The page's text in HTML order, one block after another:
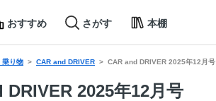
おすすめ さがす 本棚
乗り物 CAR and DRIVER CAR and DRIVER 2025年12月号
DRIVER 2025年12月号